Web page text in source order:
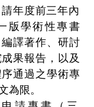
年度前三年內
版學術性專書
編譯著作、研討
果報告，以及
通過之學術專
為限。